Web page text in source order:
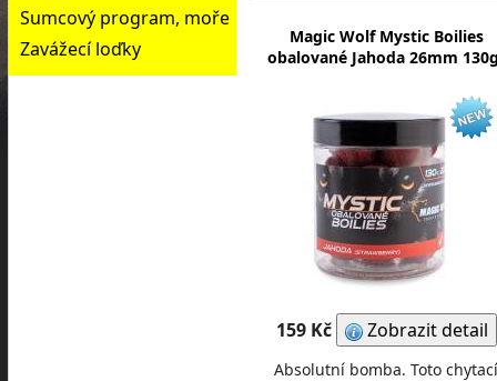
Sumcový program, moře
Zavážecí loďky
Magic Wolf Mystic Boilies
obalované Jahoda 26mm
159 Kč Zobrazit detail
Absolutní bomba. Toto chytací